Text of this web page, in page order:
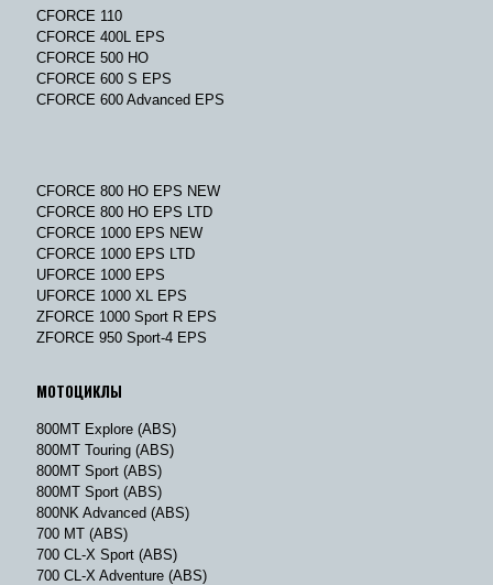
CFORCE 110
CFORCE 400L EPS
CFORCE 500 HO
CFORCE 600 S EPS
CFORCE 600 Advanced EPS
CFORCE 800 HO EPS NEW
CFORCE 800 HO EPS LTD
CFORCE 1000 EPS NEW
CFORCE 1000 EPS LTD
UFORCE 1000 EPS
UFORCE 1000 XL EPS
ZFORCE 1000 Sport R EPS
ZFORCE 950 Sport-4 EPS
МОТОЦИКЛЫ
800MT Explore (ABS)
800MT Touring (ABS)
800MT Sport (ABS)
800MT Sport (ABS)
800NK Advanced (ABS)
700 MT (ABS)
700 CL-X Sport (ABS)
700 CL-X Adventure (ABS)